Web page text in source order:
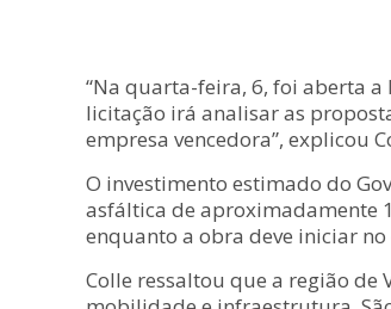
“Na quarta-feira, 6, foi aberta
licitação irá analisar as
empresa vencedora”, explicou
O investimento estimado do
asfáltica de aproximadamente
enquanto a obra deve iniciar
Colle ressaltou que a região de